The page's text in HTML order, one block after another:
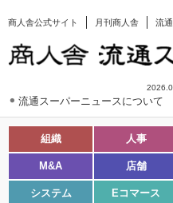
商人舎公式サイト 月刊商人舎 流
流通スーパーニュースについて
組織 人事
M&A 店舗
システム Eコマース